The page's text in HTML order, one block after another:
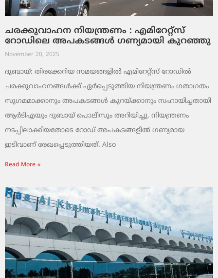
ചരക്കുവാഹന നിയന്ത്രണം : എമിറേറ്റ്സ്
റോഡിലെ അപകടങ്ങൾ ഗണ്യമായി കുറഞ്ഞു
November 20, 2025
ദുബായ്: തിരക്കേറിയ സമയങ്ങളിൽ എമിറേറ്റ്സ് റോഡിൽ
ചരക്കുവാഹനങ്ങൾക്ക് ഏർപ്പെടുത്തിയ നിയന്ത്രണം ഗതാഗതം
സുഗമമാക്കാനും അപകടങ്ങൾ കുറയ്ക്കാനും സഹായിച്ചതായി
ആർടിഎയും ദുബായ് പൊലീസും അറിയിച്ചു. നിയന്ത്രണം
നടപ്പിലാക്കിയതോടെ റോഡ് അപകടങ്ങളിൽ ഗണ്യമായ
ഇടിവാണ് രേഖപ്പെടുത്തിയത്. Also
Read More »